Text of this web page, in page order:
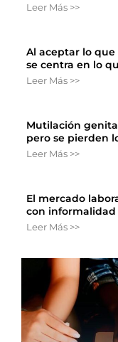
Leer Más >>
Al aceptar lo
se centra en lo
Leer Más >>
Mutilación
pero se pierden
Leer Más >>
El mercado
con informalidad
Leer Más >>